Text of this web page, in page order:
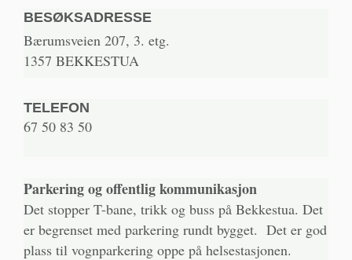
BESØKSADRESSE
Bærumsveien 207, 3. etg.
1357 BEKKESTUA
TELEFON
67 50 83 50
Parkering og offentlig kommunikasjon
Det stopper T-bane, trikk og buss på Bekkestua. Det
er begrenset med parkering rundt bygget. Det er god
plass til vognparkering oppe på helsestasjonen.